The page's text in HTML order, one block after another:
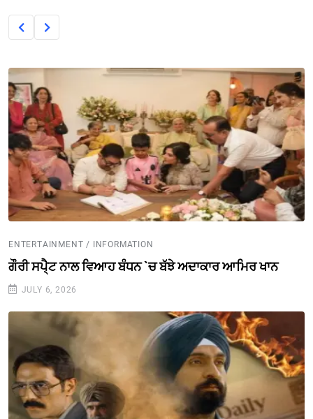
ENTERTAINMENT / INFORMATION
ਗੌਰੀ ਸਪੈ੍ਟ ਨਾਲ ਵਿਆਹ ਬੰਧਨ `ਚ ਬੱਝੇ ਅਦਾਕਾਰ ਆਮਿਰ ਖਾਨ
JULY 6, 2026